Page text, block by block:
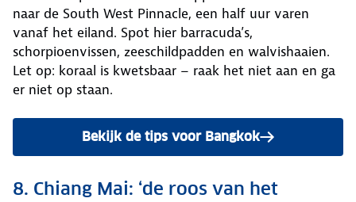
naar de South West Pinnacle, een half uur varen
vanaf het eiland. Spot hier barracuda’s,
schorpioenvissen, zeeschildpadden en walvishaaien.
Let op: koraal is kwetsbaar – raak het niet aan en ga
er niet op staan.
Bekijk de tips voor Bangkok
8. Chiang Mai: ‘de roos van het